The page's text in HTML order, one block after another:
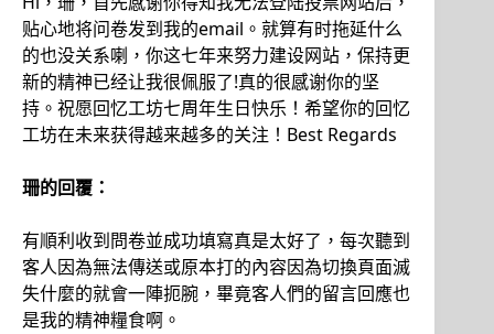
贴心地将问卷发到我的email。就算有时拖延什么
的也没关系喇，你这七年来努力建设网站，保持更
新的精神已经让我很佩服了!真的很感谢你的坚
持。祝愿回忆工坊七周年生日快乐！希望你的回忆
工坊在未来获得越来越多的关注！Best Regards
珊的回覆：
有順利收到問卷並成功填寫真是太好了，每次聽到
客人因為無法傳送或原本打的內容因為切換頁面滅
失什麼的就會一陣扼腕，畢竟客人們的留言回應也
是我的精神糧食啊。